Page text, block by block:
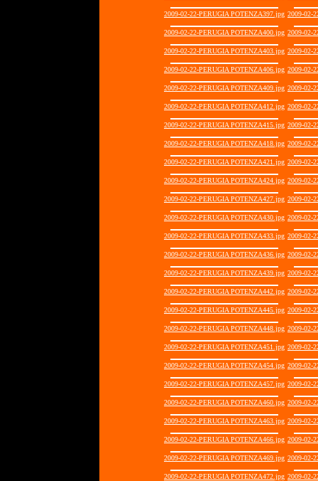
2009-02-22-PERUGIA POTENZA397.jpg 2009-02-
2009-02-22-PERUGIA POTENZA400.jpg 2009-02-
2009-02-22-PERUGIA POTENZA403.jpg 2009-02-
2009-02-22-PERUGIA POTENZA406.jpg 2009-02-
2009-02-22-PERUGIA POTENZA409.jpg 2009-02-
2009-02-22-PERUGIA POTENZA412.jpg 2009-02-
2009-02-22-PERUGIA POTENZA415.jpg 2009-02-
2009-02-22-PERUGIA POTENZA418.jpg 2009-02-
2009-02-22-PERUGIA POTENZA421.jpg 2009-02-
2009-02-22-PERUGIA POTENZA424.jpg 2009-02-
2009-02-22-PERUGIA POTENZA427.jpg 2009-02-
2009-02-22-PERUGIA POTENZA430.jpg 2009-02-
2009-02-22-PERUGIA POTENZA433.jpg 2009-02-
2009-02-22-PERUGIA POTENZA436.jpg 2009-02-
2009-02-22-PERUGIA POTENZA439.jpg 2009-02-
2009-02-22-PERUGIA POTENZA442.jpg 2009-02-
2009-02-22-PERUGIA POTENZA445.jpg 2009-02-
2009-02-22-PERUGIA POTENZA448.jpg 2009-02-
2009-02-22-PERUGIA POTENZA451.jpg 2009-02-
2009-02-22-PERUGIA POTENZA454.jpg 2009-02-
2009-02-22-PERUGIA POTENZA457.jpg 2009-02-
2009-02-22-PERUGIA POTENZA460.jpg 2009-02-
2009-02-22-PERUGIA POTENZA463.jpg 2009-02-
2009-02-22-PERUGIA POTENZA466.jpg 2009-02-
2009-02-22-PERUGIA POTENZA469.jpg 2009-02-
2009-02-22-PERUGIA POTENZA472.jpg 2009-02-